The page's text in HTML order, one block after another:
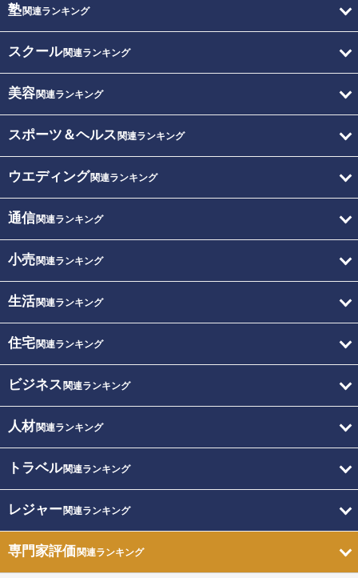
塾関連ランキング
スクール関連ランキング
美容関連ランキング
スポーツ＆ヘルス 関連ランキング
ウエディング関連ランキング
通信関連ランキング
小売関連ランキング
生活関連ランキング
住宅関連ランキング
ビジネス 関連ランキング
人材関連ランキング
トラベル関連ランキング
レジャー関連ランキング
専門家評価関連ランキング